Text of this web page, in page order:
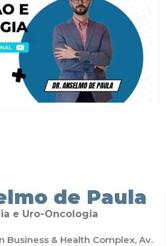
de Paula
e Uro-Oncologia
Business & Health Complex, Av.